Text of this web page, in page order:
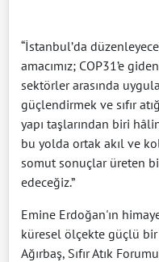
“İstanbul’da
amacımız; COP31’e
sektörler arasında
güçlendirmek ve sıfır
yapı taşlarından biri
bu yolda ortak akıl ve
somut sonuçlar üreten
edeceğiz.”
Emine Erdoğan'ın
küresel ölçekte güçlü
Ağırbaş, Sıfır Atık